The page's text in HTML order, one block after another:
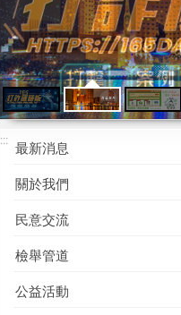
165打詐
儀錶板
高雄郵局 高雄郵局
::: 最新消息
關於我們
民意交流
檢舉管道
公益活動